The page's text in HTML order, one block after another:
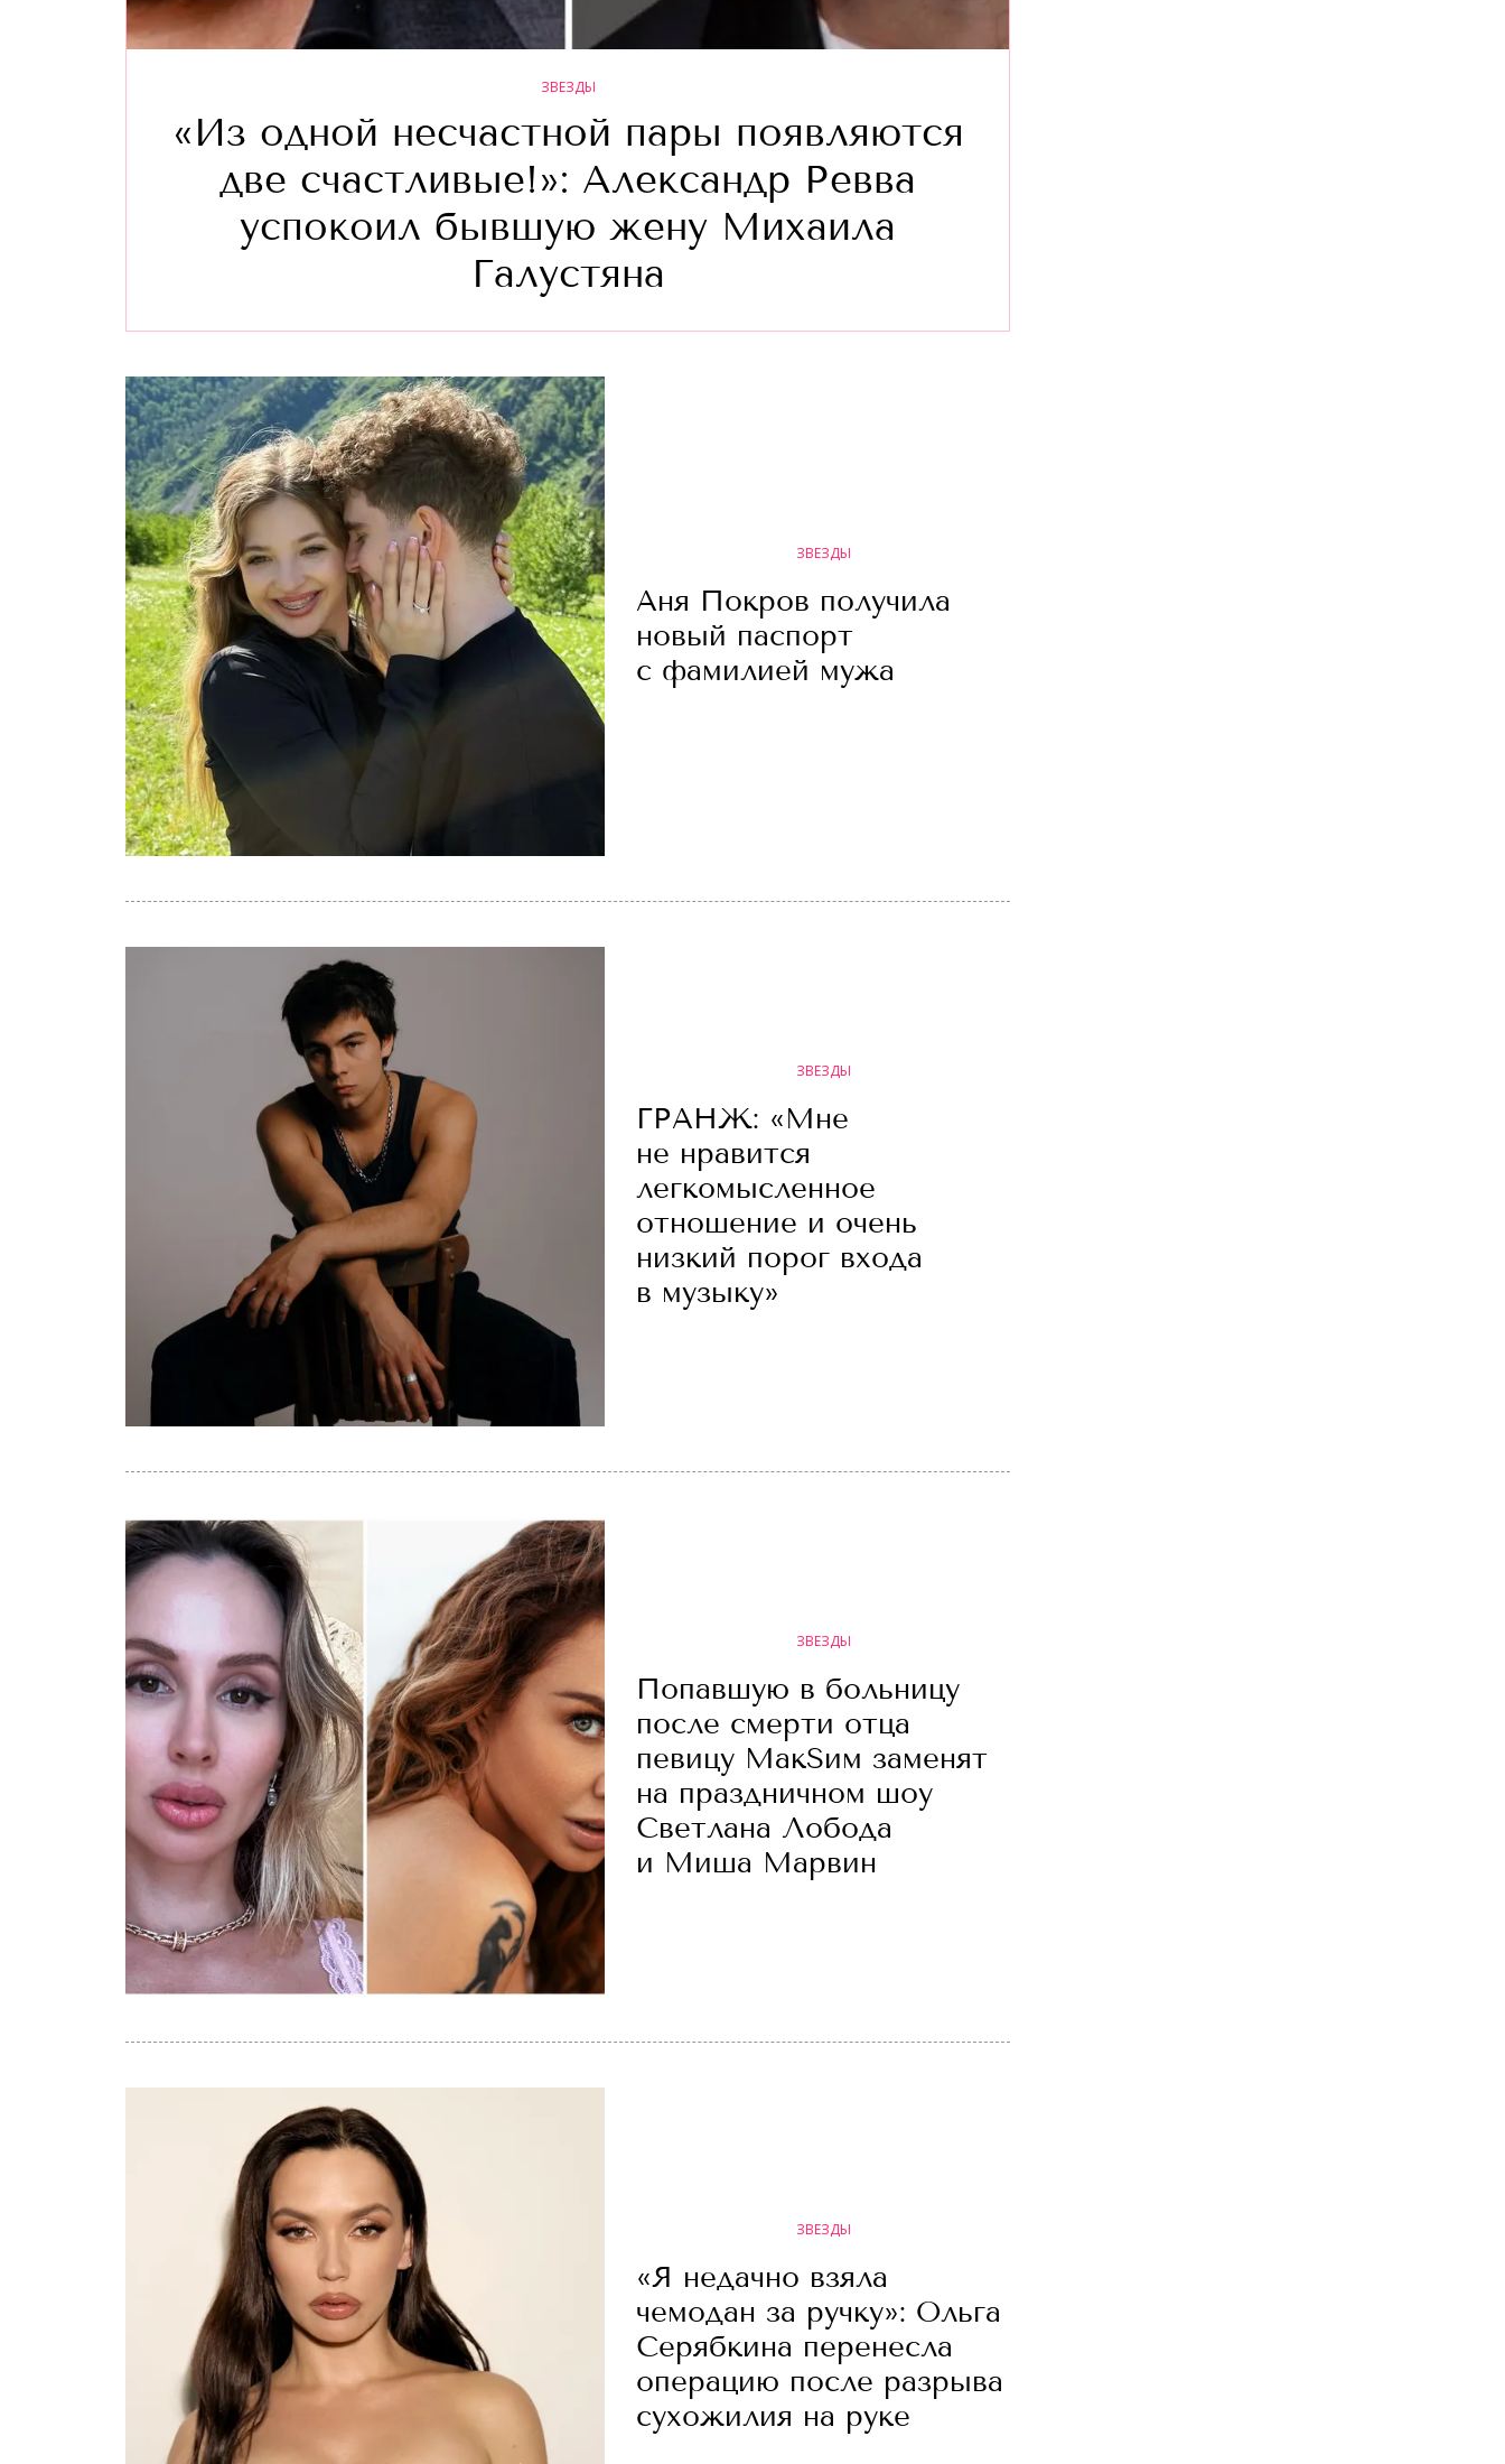
ЗВЕЗДЫ
«Из одной несчастной пары появляются
две счастливые!»: Александр Ревва
успокоил бывшую жену Михаила
Галустяна
ЗВЕЗДЫ
Аня Покров получила
новый паспорт
с фамилией мужа
ЗВЕЗДЫ
ГРАНЖ: «Мне
не нравится
легкомысленное
отношение и очень
низкий порог входа
в музыку»
ЗВЕЗДЫ
Попавшую в больницу
после смерти отца
певицу МакSим заменят
на праздничном шоу
Светлана Лобода
и Миша Марвин
ЗВЕЗДЫ
«Я недачно взяла
чемодан за ручку»: Ольга
Серябкина перенесла
операцию после разрыва
сухожилия на руке